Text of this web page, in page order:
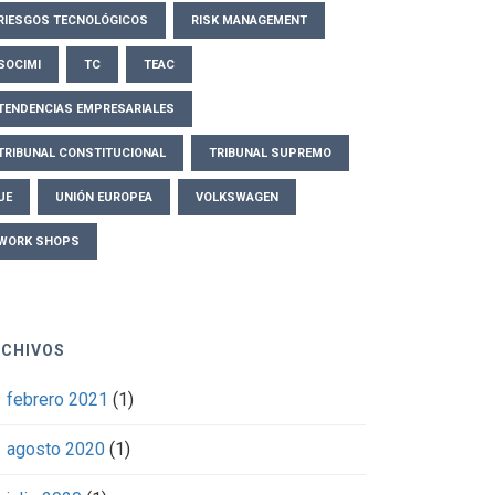
TECNOLÓGICOS RISK MANAGEMENT
TC TEAC
EMPRESARIALES
CONSTITUCIONAL TRIBUNAL SUPREMO
UNIÓN EUROPEA VOLKSWAGEN
SHOPS
febrero 2021 (1)
agosto 2020 (1)